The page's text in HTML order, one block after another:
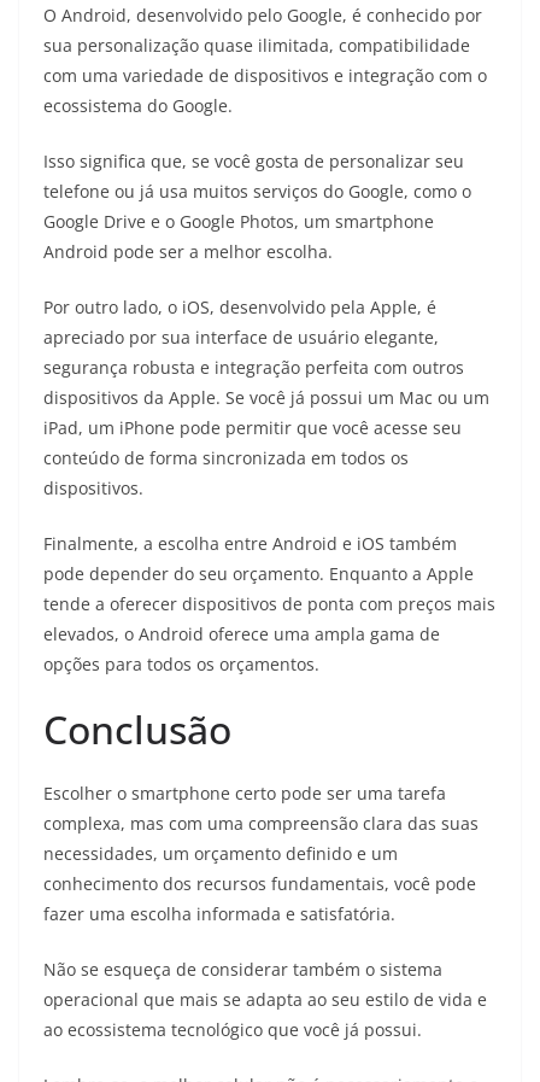
O Android, desenvolvido pelo Google, é conhecido por
sua personalização quase ilimitada, compatibilidade
com uma variedade de dispositivos e integração com o
ecossistema do Google.
Isso significa que, se você gosta de personalizar seu
telefone ou já usa muitos serviços do Google, como o
Google Drive e o Google Photos, um smartphone
Android pode ser a melhor escolha.
Por outro lado, o iOS, desenvolvido pela Apple, é
apreciado por sua interface de usuário elegante,
segurança robusta e integração perfeita com outros
dispositivos da Apple. Se você já possui um Mac ou um
iPad, um iPhone pode permitir que você acesse seu
conteúdo de forma sincronizada em todos os
dispositivos.
Finalmente, a escolha entre Android e iOS também
pode depender do seu orçamento. Enquanto a Apple
tende a oferecer dispositivos de ponta com preços mais
elevados, o Android oferece uma ampla gama de
opções para todos os orçamentos.
Conclusão
Escolher o smartphone certo pode ser uma tarefa
complexa, mas com uma compreensão clara das suas
necessidades, um orçamento definido e um
conhecimento dos recursos fundamentais, você pode
fazer uma escolha informada e satisfatória.
Não se esqueça de considerar também o sistema
operacional que mais se adapta ao seu estilo de vida e
ao ecossistema tecnológico que você já possui.